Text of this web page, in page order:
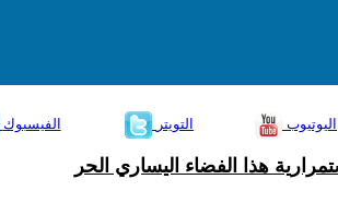
الفيسبوك
التويتر اليوتيوب
هذا الفضاء اليساري الحر